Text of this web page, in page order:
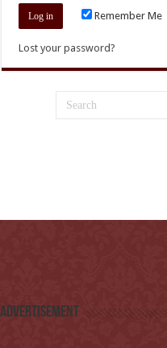
Remember Me
Lost your password?
Advertisement